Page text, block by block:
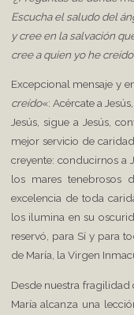
Escucha el saludo del
y cree en la salvación
cree a quien yo he
Excepcional mensaje y
creído«: Acércate a
Jesús, sigue a Jesús,
mejor servicio de
creyente: conducirnos a
los mares tenebrosos
excelencia de toda
los ilumina en su
reservó, para Sí y para
de María, la Virgen
Desde nuestra fragilidad
María alcanza una